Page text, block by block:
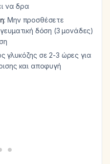
να δρα
: Μην προσθέσετε
δόση (3 μονάδες)
γλυκόζης σε 2-3 ώρες για
και αποφυγή